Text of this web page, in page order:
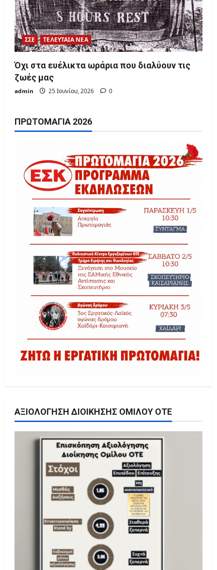
ΣΣΕ ΤΕΛΕΥΤΑΙΑ ΝΕΑ
Όχι στα ευέλικτα ωράρια που διαλύουν τις
ζωές μας
admin 25 Ιουνίου, 2026 0
ΠΡΩΤΟΜΑΓΙΆ 2026
ΑΞΙΟΛΌΓΗΣΗ ΔΙΟΊΚΗΣΗΣ ΟΜΊΛΟΥ ΟΤΕ